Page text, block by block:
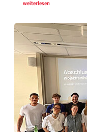
weiterlesen